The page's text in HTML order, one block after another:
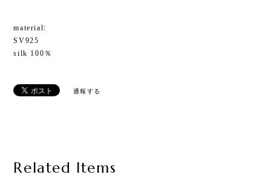
material:
SV925
silk 100％
通報する
Related Items